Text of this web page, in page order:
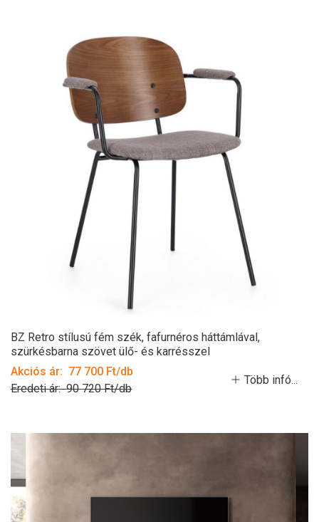
BZ Retro stílusú fém szék, fafurnéros háttámlával,
szürkésbarna szövet ülő- és karrésszel
Akciós ár: 77 700 Ft/db
Eredeti ár: 90 720 Ft/db
Több infó...